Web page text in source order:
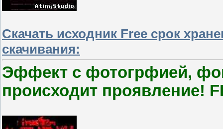
Скачать исходник Free срок
скачивания:
Эффект с фотогрфией,
происходит проявление!